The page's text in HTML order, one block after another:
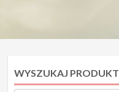
WYSZUKAJ PRODUKT